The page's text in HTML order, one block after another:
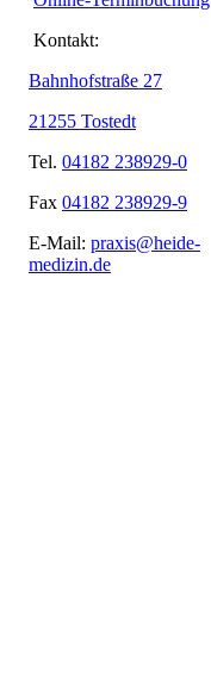
Kontakt:
Bahnhofstraße 27
21255 Tostedt
Tel. 04182 238929-0
Fax 04182 238929-9
E-Mail: praxis@heide-
medizin.de